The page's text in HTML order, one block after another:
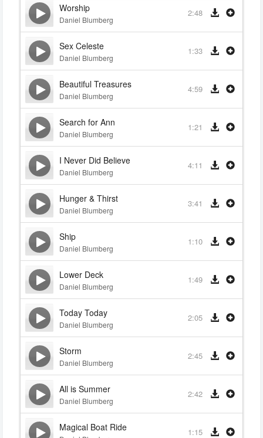
Worship
Daniel Blumberg
2:48
Sex Celeste
Daniel Blumberg
1:33
Beautiful Treasures
Daniel Blumberg
4:59
Search for Ann
Daniel Blumberg
1:21
I Never Did Believe
Daniel Blumberg
4:11
Hunger & Thirst
Daniel Blumberg
3:41
Ship
Daniel Blumberg
1:10
Lower Deck
Daniel Blumberg
1:49
Today Today
Daniel Blumberg
2:05
Storm
Daniel Blumberg
2:45
All is Summer
Daniel Blumberg
2:42
Magical Boat Ride 1:15